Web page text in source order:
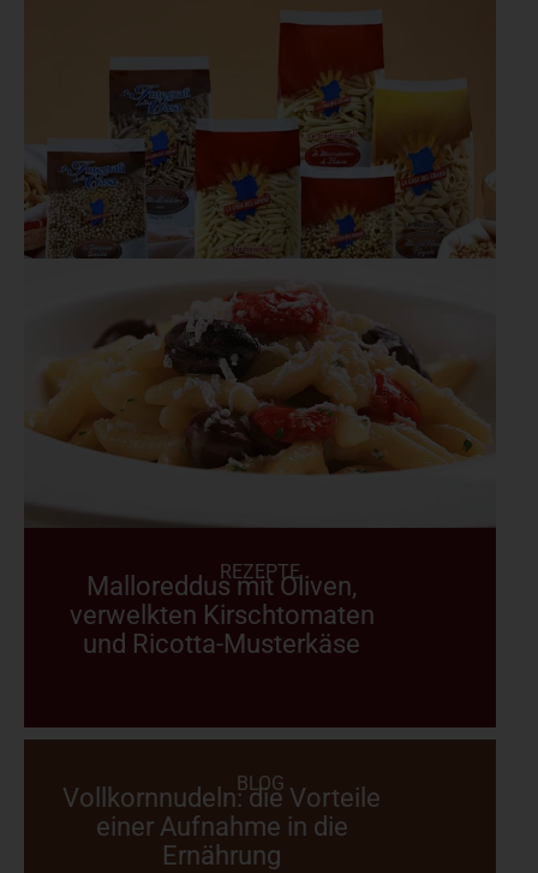
REZEPTE
Malloreddus mit Oliven,
verwelkten Kirschtomaten
und Ricotta-Musterkäse
BLOG
Vollkornnudeln: die Vorteile
einer Aufnahme in die
Ernährung